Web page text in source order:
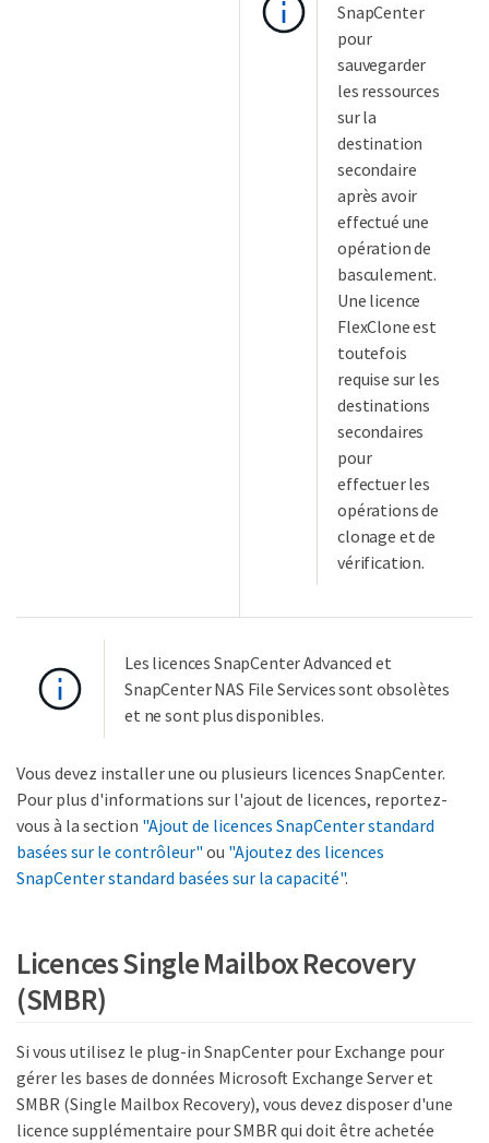
SnapCenter
pour
sauvegarder
les ressources
sur la
destination
secondaire
après avoir
effectué une
opération de
basculement.
Une licence
FlexClone est
toutefois
requise sur les
destinations
secondaires
pour
effectuer les
opérations de
clonage et de
vérification.
Les licences SnapCenter Advanced et
SnapCenter NAS File Services sont obsolètes
et ne sont plus disponibles.
Vous devez installer une ou plusieurs licences SnapCenter.
Pour plus d'informations sur l'ajout de licences, reportez-
vous à la section "Ajout de licences SnapCenter standard
basées sur le contrôleur" ou "Ajoutez des licences
SnapCenter standard basées sur la capacité".
Licences Single Mailbox Recovery
(SMBR)
Si vous utilisez le plug-in SnapCenter pour Exchange pour
gérer les bases de données Microsoft Exchange Server et
SMBR (Single Mailbox Recovery), vous devez disposer d'une
licence supplémentaire pour SMBR qui doit être achetée